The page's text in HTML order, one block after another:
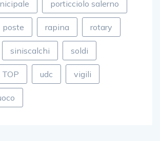
porticciolo salerno
poste rapina rotary
siniscalchi soldi
TOP udc vigili